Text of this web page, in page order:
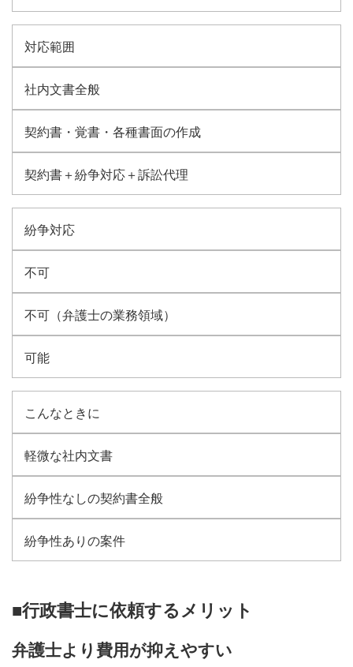
対応範囲
社内文書全般
契約書・覚書・各種書面の作成
契約書＋紛争対応＋訴訟代理
紛争対応
不可
不可（弁護士の業務領域）
可能
こんなときに
軽微な社内文書
紛争性なしの契約書全般
紛争性ありの案件
■行政書士に依頼するメリット
弁護士より費用が抑えやすい